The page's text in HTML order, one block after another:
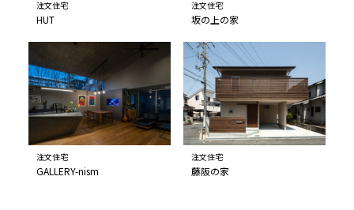
注文住宅
HUT
注文住宅
坂の上の家
注文住宅
GALLERY-nism
注文住宅
藤阪の家